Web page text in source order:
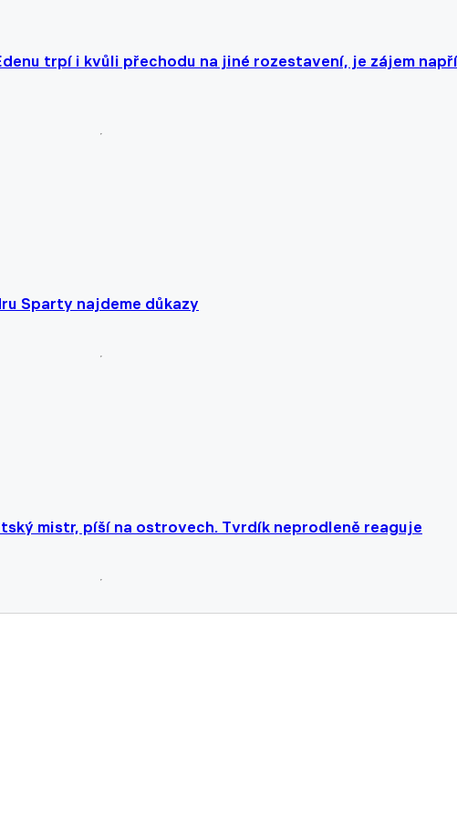
trpí i kvůli přechodu na jiné rozestavení, je zájem
Sparty najdeme důkazy
mistr, píší na ostrovech. Tvrdík neprodleně reaguje